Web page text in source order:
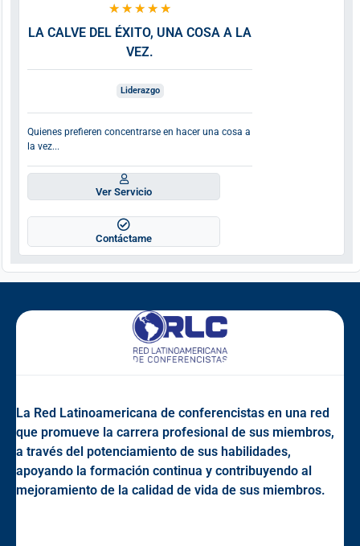
★ ★ ★ ★ ★
LA CALVE DEL ÉXITO, UNA COSA A LA
VEZ.
Liderazgo
Quienes prefieren concentrarse en hacer una cosa a
la vez...
Ver Servicio
Contáctame
La Red Latinoamericana de conferencistas en una red
que promueve la carrera profesional de sus miembros,
a través del potenciamiento de sus habilidades,
apoyando la formación continua y contribuyendo al
mejoramiento de la calidad de vida de sus miembros.